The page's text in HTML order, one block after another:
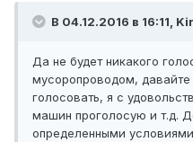
В 04.12.2016 в 16:11,
Да не будет никакого
мусоропроводом, давайте
голосовать, я с
машин проголосую и т.д.
определенными